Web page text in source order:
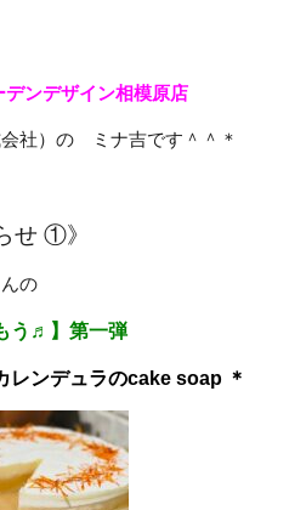
デンデザイン相模原店
会社）の ミナ吉です＾＾＊
せ ①》
の
う♬】第一弾
レンデュラのcake soap ＊